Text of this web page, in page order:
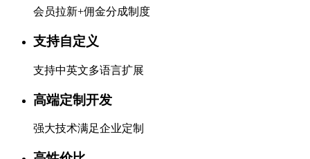
会员拉新+佣金分成制度
支持自定义
支持中英文多语言扩展
高端定制开发
强大技术满足企业定制